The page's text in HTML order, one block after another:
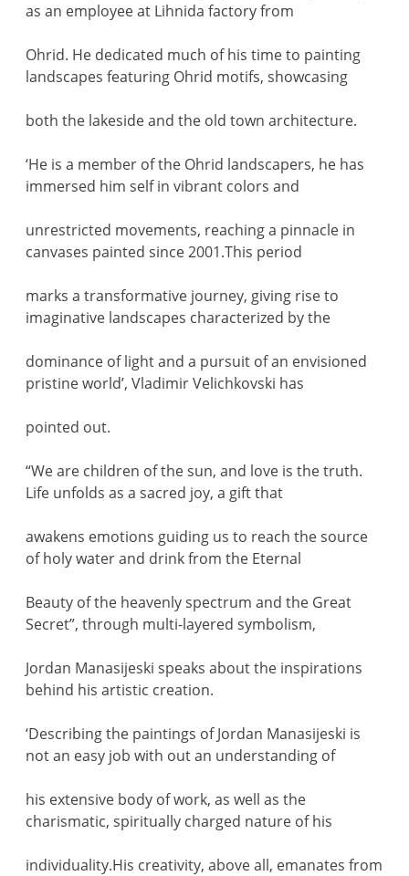
as an employee at Lihnida factory from
Ohrid. He dedicated much of his time to painting
landscapes featuring Ohrid motifs, showcasing
both the lakeside and the old town architecture.
‘He is a member of the Ohrid landscapers, he has
immersed him self in vibrant colors and
unrestricted movements, reaching a pinnacle in
canvases painted since 2001.This period
marks a transformative journey, giving rise to
imaginative landscapes characterized by the
dominance of light and a pursuit of an envisioned
pristine world’, Vladimir Velichkovski has
pointed out.
“We are children of the sun, and love is the truth.
Life unfolds as a sacred joy, a gift that
awakens emotions guiding us to reach the source
of holy water and drink from the Eternal
Beauty of the heavenly spectrum and the Great
Secret”, through multi-layered symbolism,
Jordan Manasijeski speaks about the inspirations
behind his artistic creation.
‘Describing the paintings of Jordan Manasijeski is
not an easy job with out an understanding of
his extensive body of work, as well as the
charismatic, spiritually charged nature of his
individuality.His creativity, above all, emanates from